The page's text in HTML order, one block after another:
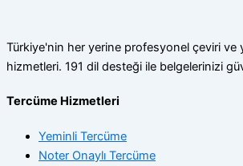
Türkiye'nin her yerine profesyonel çeviri ve
hizmetleri. 191 dil desteği ile belgelerinizi
Tercüme Hizmetleri
Yeminli Tercüme
Noter Onaylı Tercüme